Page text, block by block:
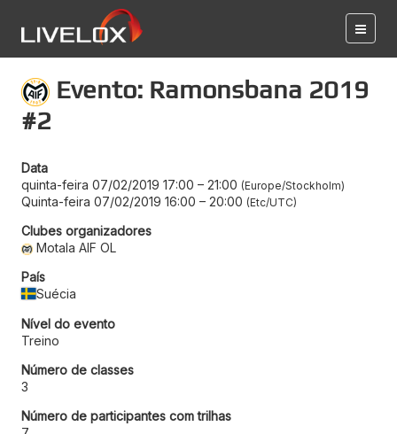
Evento: Ramonsbana 2019
#2
Data
quinta-feira 07/02/2019 17:00 – 21:00 Europe/Stockholm
Quinta-feira 07/02/2019 16:00 – 20:00 Etc/UTC
Clubes organizadores
Motala AIF OL
País
Suécia
Nível do evento
Treino
Número de classes
3
Número de participantes com trilhas